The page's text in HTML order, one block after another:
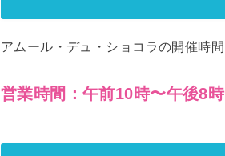
アムール・デュ・ショコラの開催時
営業時間：午前10時〜午後8時